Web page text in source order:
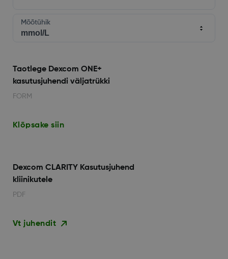
Mõõtühik
Taotlege Dexcom ONE+
kasutusjuhendi väljatrükki
FORM
Klõpsake siin
Dexcom CLARITY Kasutusjuhend
kliinikutele
PDF
Vt juhendit